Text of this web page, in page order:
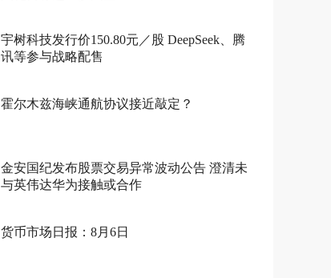
宇树科技发行价150.80元／股 DeepSeek、腾
讯等参与战略配售
霍尔木兹海峡通航协议接近敲定？
金安国纪发布股票交易异常波动公告 澄清未
与英伟达华为接触或合作
货币市场日报：8月6日